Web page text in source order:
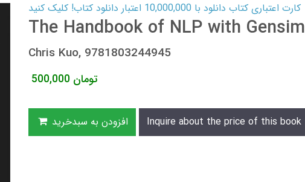
کارت اعتباری کتاب دانلود با 10,000,000 اعتبار دانلود کتاب! کلیک کنید
The Handbook of NLP with Gensim
Chris Kuo, 9781803244945
500,000 تومان
افزودن به سبدخرید Inquire about the price of this book